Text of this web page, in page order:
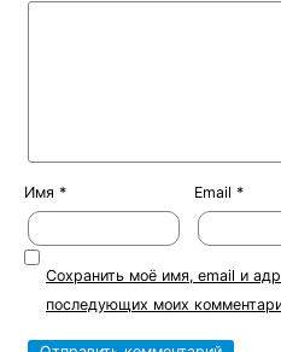
Имя * Email *
Сохранить моё имя, email и
последующих моих